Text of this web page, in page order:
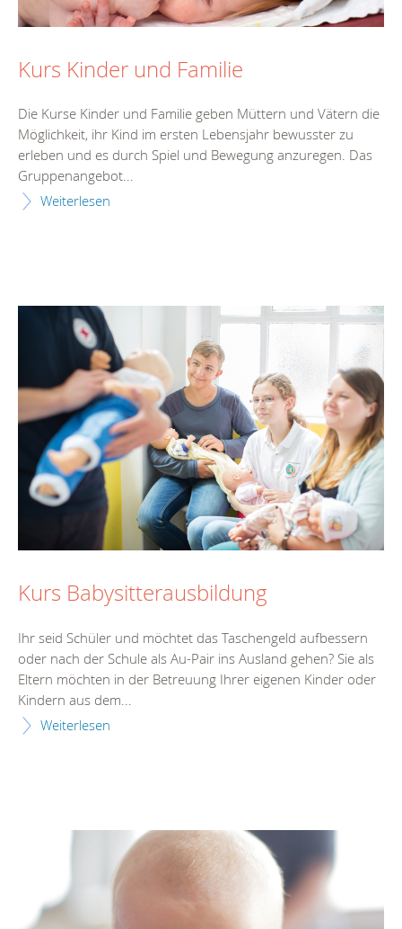
Kurs Kinder und Familie
Die Kurse Kinder und Familie geben Müttern und Vätern die
Möglichkeit, ihr Kind im ersten Lebensjahr bewusster zu
erleben und es durch Spiel und Bewegung anzuregen. Das
Gruppenangebot...
Weiterlesen
Kurs Babysitterausbildung
Ihr seid Schüler und möchtet das Taschengeld aufbessern
oder nach der Schule als Au-Pair ins Ausland gehen? Sie als
Eltern möchten in der Betreuung Ihrer eigenen Kinder oder
Kindern aus dem...
Weiterlesen